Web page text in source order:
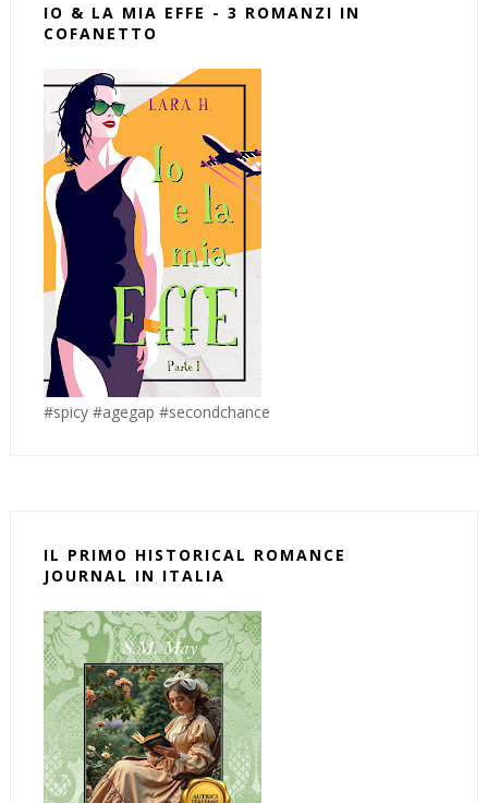
IO & LA MIA EFFE - 3 ROMANZI IN
COFANETTO
#spicy #agegap #secondchance
IL PRIMO HISTORICAL ROMANCE
JOURNAL IN ITALIA